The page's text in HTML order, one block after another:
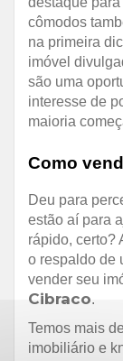
cômodos
na primeira
imóvel
são uma
interesse de
maioria
Como
Deu para
estão aí para
rápido, certo?
o respaldo de
vender seu
Cibraco.
Temos mais
imobiliário e